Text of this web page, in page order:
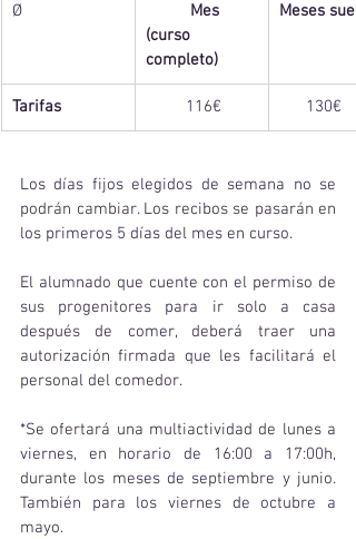
Ø
Mes
(curso
completo)
Meses
Tarifas 116€ 130€
Los días fijos elegidos de semana no se
podrán cambiar. Los recibos se pasarán en
los primeros 5 días del mes en curso.
El alumnado que cuente con el permiso de
sus progenitores para ir solo a casa
después de comer, deberá traer una
autorización firmada que les facilitará el
personal del comedor.
*Se ofertará una multiactividad de lunes a
viernes, en horario de 16:00 a 17:00h,
durante los meses de septiembre y junio.
También para los viernes de octubre a
mayo.